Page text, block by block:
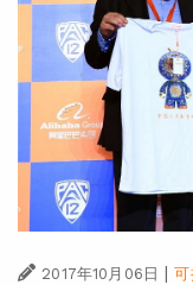
2017年10月06日 | 可